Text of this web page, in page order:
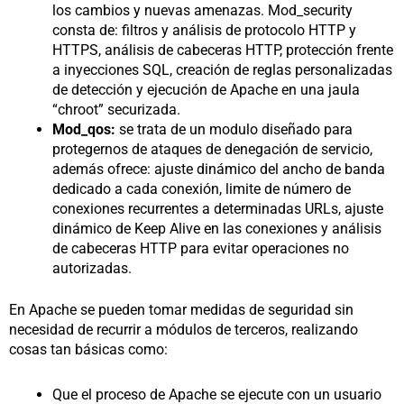
los cambios y nuevas amenazas. Mod_security
consta de: filtros y análisis de protocolo HTTP y
HTTPS, análisis de cabeceras HTTP, protección frente
a inyecciones SQL, creación de reglas personalizadas
de detección y ejecución de Apache en una jaula
“chroot” securizada.
Mod_qos: se trata de un modulo diseñado para
protegernos de ataques de denegación de servicio,
además ofrece: ajuste dinámico del ancho de banda
dedicado a cada conexión, limite de número de
conexiones recurrentes a determinadas URLs, ajuste
dinámico de Keep Alive en las conexiones y análisis
de cabeceras HTTP para evitar operaciones no
autorizadas.
En Apache se pueden tomar medidas de seguridad sin
necesidad de recurrir a módulos de terceros, realizando
cosas tan básicas como:
Que el proceso de Apache se ejecute con un usuario